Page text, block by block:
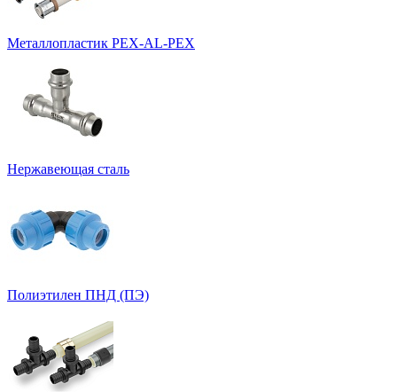
Металлопластик PEX-AL-PEX
Нержавеющая сталь
Полиэтилен ПНД (ПЭ)